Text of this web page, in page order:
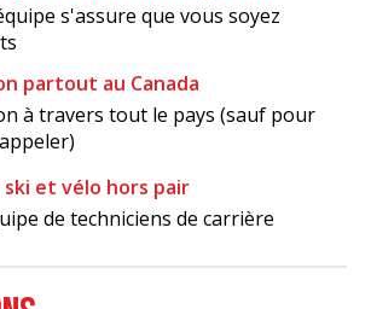
s'assure que vous soyez
partout au Canada
à travers tout le pays (sauf pour
et vélo hors pair
de techniciens de carrière